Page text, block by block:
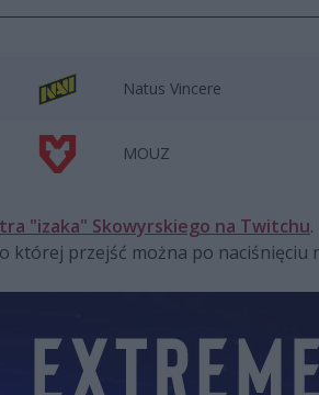
Natus Vincere
MOUZ
"izaka" Skowyrskiego na Twitchu
której przejść można po naciśnięciu